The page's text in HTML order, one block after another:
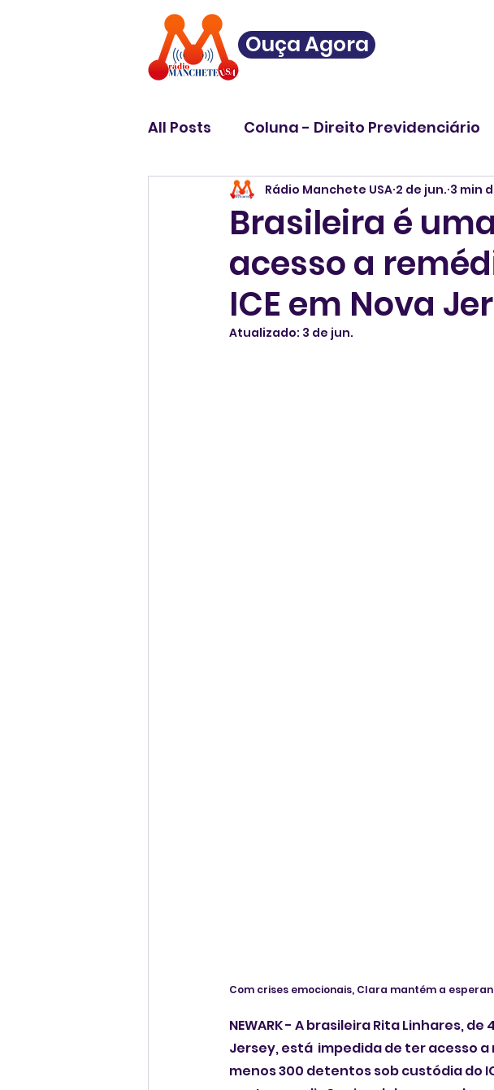
Ouça Agora
All Posts Coluna - Direito Previdenciário
Brasileira é
acesso a
ICE em Nova
Rádio Manchete USA 2 de jun. 3 min
Atualizado: 3 de jun.
Com crises emocionais, Clara mantém a
NEWARK - A brasileira Rita Linhares,
Jersey, está  impedida de ter acesso
menos 300 detentos sob custódia do